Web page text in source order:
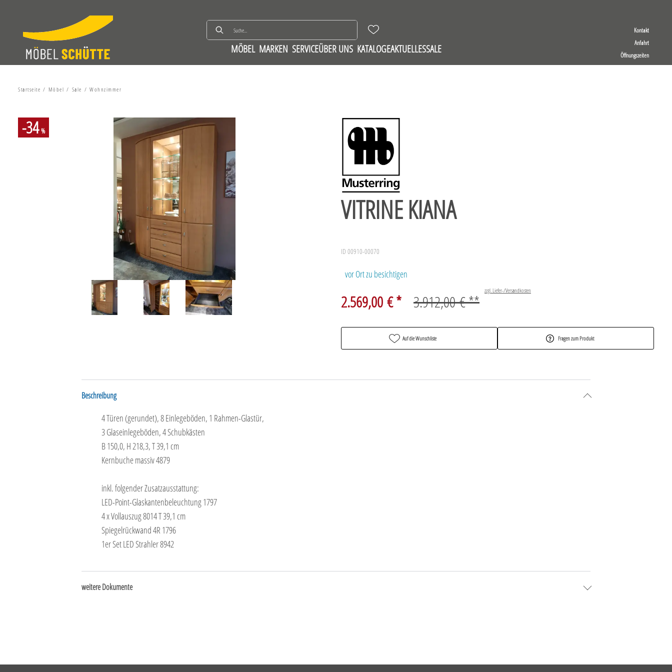
Kontakt
Anfahrt
Öffnungszeiten
MÖBEL MARKEN SERVICEÜBER UNS KATALOGEAKTUELLESSALE
Startseite Möbel Sale Wohnzimmer
-34%
VITRINE KIANA
ID 00910-00070
vor Ort zu besichtigen
2.569,00 € * 3.912,00 € **
zzgl. Liefer-/Versandkosten
Auf die Wunschliste Fragen zum Produkt
Beschreibung
4 Türen (gerundet), 8 Einlegeböden, 1 Rahmen-Glastür,
3 Glaseinlegeböden, 4 Schubkästen
B 150,0, H 218,3, T 39,1 cm
Kernbuche massiv 4879
inkl. folgender Zusatzausstattung:
LED-Point-Glaskantenbeleuchtung 1797
4 x Vollauszug 8014 T 39,1 cm
Spiegelrückwand 4R 1796
1er Set LED Strahler 8942
weitere Dokumente